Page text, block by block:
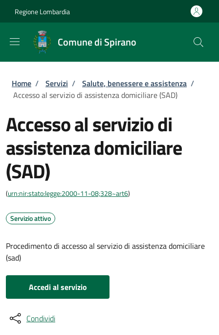
Regione Lombardia
Comune di Spirano
Briciole di pane
Home / Servizi / Salute, benessere e assistenza /
Accesso al servizio di assistenza domiciliare (SAD)
Accesso al servizio di
assistenza domiciliare
(SAD)
(urn:nir:stato:legge:2000-11-08;328~art6)
Servizio attivo
Procedimento di accesso al servizio di assistenza domiciliare
(sad)
Accedi al servizio
Condividi